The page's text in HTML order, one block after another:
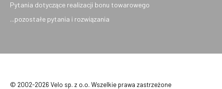
Pytania dotyczące realizacji bonu towarowego
...pozostałe pytania i rozwiązania
© 2002-2026 Velo sp. z o.o. Wszelkie prawa zastrzeżone